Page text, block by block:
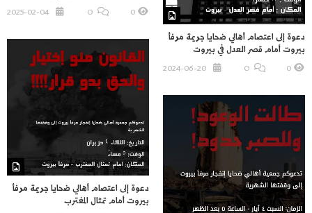
0
O
دعوة إلى اعتصام أهالي ضحايا جريمة مرفأ
بيروت أمام قصر العدل في بيروت
0
O
دعوة إلى اعتصام أهالي ضحايا جريمة مرفأ
بيروت أمام تمثال المغترب